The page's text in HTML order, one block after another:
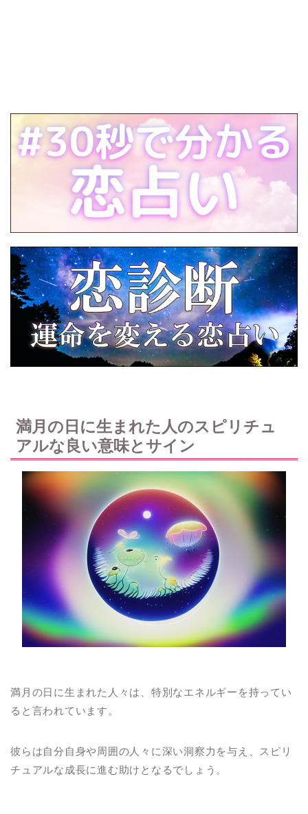
満月の日に生まれた人のスピリチュ
アルな良い意味とサイン
満月の日に生まれた人々は、特別なエネルギーを持ってい
ると言われています。
彼らは自分自身や周囲の人々に深い洞察力を与え、スピリ
チュアルな成長に進む助けとなるでしょう。